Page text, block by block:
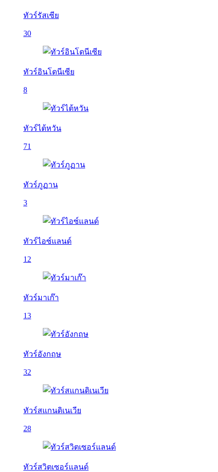
ทัวร์รัสเซีย
30
ทัวร์อินโดนีเซีย
8
ทัวร์ไต้หวัน
71
ทัวร์ภูฏาน
3
ทัวร์ไอซ์แลนด์
12
ทัวร์มาเก๊า
13
ทัวร์อังกฤษ
32
ทัวร์สแกนดิเนเวีย
28
ทัวร์สวิตเซอร์แลนด์